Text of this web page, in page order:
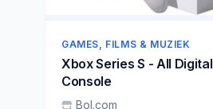
GAMES, FILMS & MUZIEK
Xbox Series S - All Digital
Console
Bol.com